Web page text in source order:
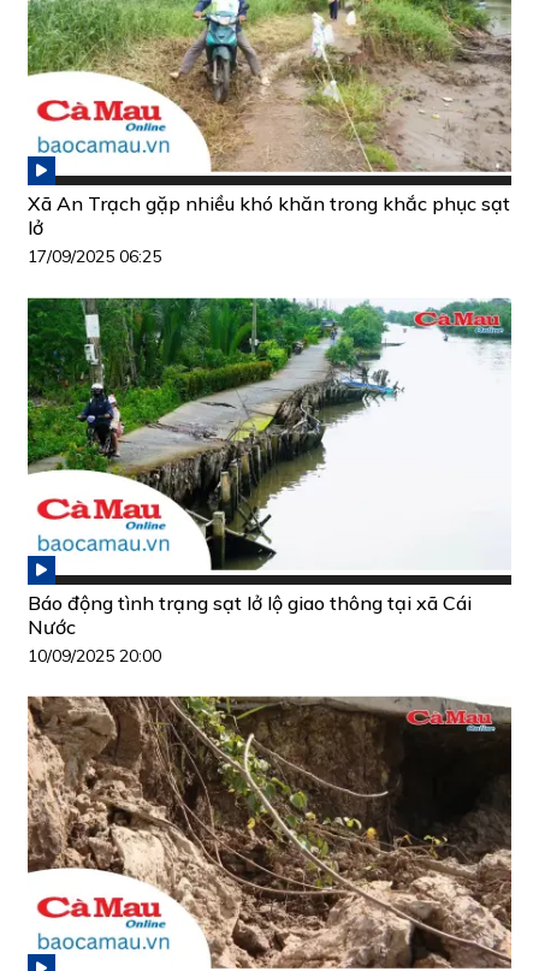
Xã An Trạch gặp nhiều khó khăn trong khắc phục sạt
lở
17/09/2025 06:25
Báo động tình trạng sạt lở lộ giao thông tại xã Cái
Nước
10/09/2025 20:00